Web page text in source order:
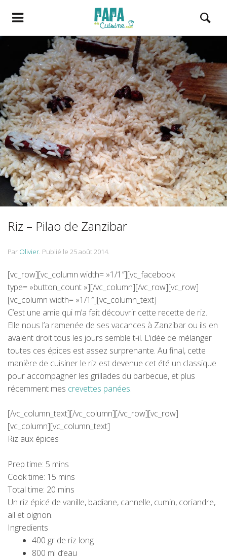
Riz – Pilao de Zanzibar
Par Olivier. Publié le 25 août 2014.
[vc_row][vc_column width= »1/1″][vc_facebook
type= »button_count »][/vc_column][/vc_row][vc_row]
[vc_column width= »1/1″][vc_column_text]
C’est une amie qui m’a fait découvrir cette recette de riz.
Elle nous l’a ramenée de ses vacances à Zanzibar ou ils en
avaient droit tous les jours semble t-il. L’idée de mélanger
toutes ces épices est assez surprenante. Au final, cette
manière de cuisiner le riz est devenue cet été un classique
pour accompagner les grillades du barbecue, et plus
récemment mes crevettes panées.
[/vc_column_text][/vc_column][/vc_row][vc_row]
[vc_column][vc_column_text]
Riz aux épices
Prep time: 5 mins
Cook time: 15 mins
Total time: 20 mins
Un riz épicé de vanille, badiane, cannelle, cumin, coriandre,
ail et oignon.
Ingredients
400 gr de riz long
800 ml d’eau